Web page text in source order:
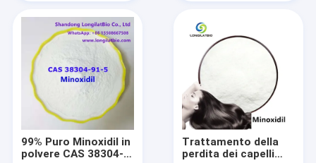
Prodotti
Circa noi
Giro della fabbrica
Controllo di qualità
99% Puro Minoxidil in
polvere CAS 38304-
Trattamento della
perdita dei capelli